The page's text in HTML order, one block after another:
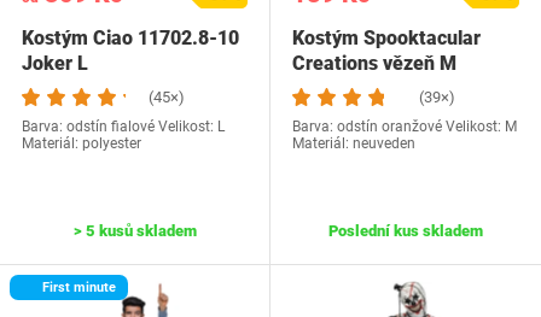
Kostým Ciao 11702.8-10
Joker L
(45×)
Barva: odstín fialové Velikost: L
Materiál: polyester
> 5 kusů skladem
Kostým Spooktacular
Creations vězeň M
(39×)
Barva: odstín oranžové Velikost: M
Materiál: neuveden
Poslední kus skladem
First minute